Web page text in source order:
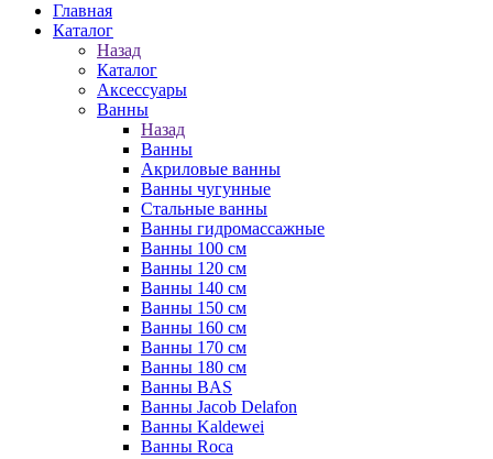
Главная
Каталог
Назад
Каталог
Аксессуары
Ванны
Назад
Ванны
Акриловые ванны
Ванны чугунные
Стальные ванны
Ванны гидромассажные
Ванны 100 см
Ванны 120 см
Ванны 140 см
Ванны 150 см
Ванны 160 см
Ванны 170 см
Ванны 180 см
Ванны BAS
Ванны Jacob Delafon
Ванны Kaldewei
Ванны Roca